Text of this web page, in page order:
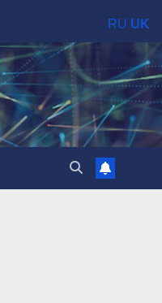
RU UK